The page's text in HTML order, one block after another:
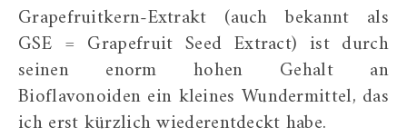
Grapefruitkern-Extrakt (auch bekannt als
GSE = Grapefruit Seed Extract) ist durch
seinen enorm hohen Gehalt an
Bioflavonoiden ein kleines Wundermittel, das
ich erst kürzlich wiederentdeckt habe.